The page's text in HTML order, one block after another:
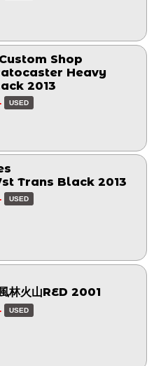
Shop
Heavy
2013
USED
Trans Black 2013
USED
林火山RED 2001
USED